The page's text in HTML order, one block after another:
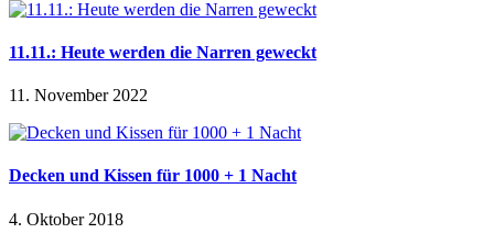
11.11.: Heute werden die Narren geweckt
11. November 2022
Decken und Kissen für 1000 + 1 Nacht
4. Oktober 2018